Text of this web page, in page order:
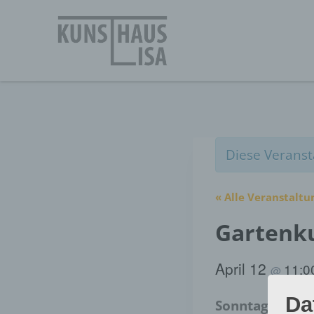
Diese
« Alle
April 12 @
Sonntag, den